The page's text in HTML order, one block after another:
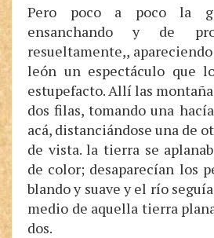
Pero poco a poco la
ensanchando y de
resueltamente,,
león un espectáculo que
estupefacto. Allí las
dos filas, tomando una
acá, distanciándose una de
de vista. la tierra se
de color; desaparecían los
blando y suave y el río
medio de aquella tierra
dos.